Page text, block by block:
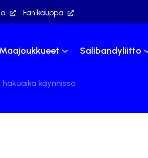
Fanikauppa
Maajoukkueet Salibandyliitto
käynnissä